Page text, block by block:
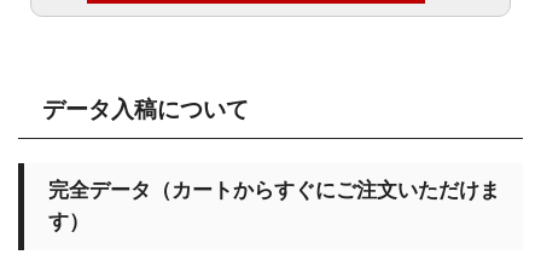
データ入稿について
完全データ（カートからすぐにご注文いただけま
す）